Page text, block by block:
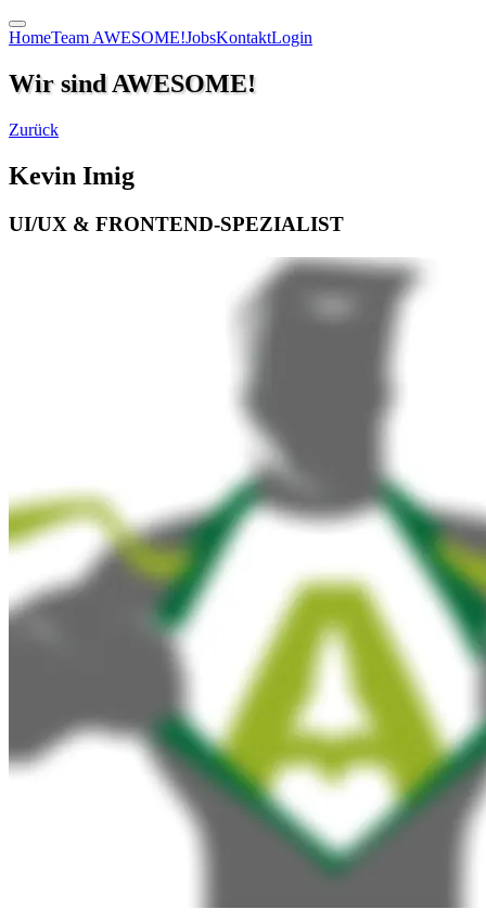
HomeTeam AWESOME!JobsKontaktLogin
Wir sind AWESOME!
Zurück
Kevin Imig
UI/UX & FRONTEND-SPEZIALIST